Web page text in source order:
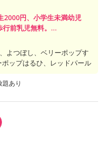
2000円、小学生未満幼児
前乳児無料。...
よつぼし、ベリーポップす
ップはるひ、レッドパール
あり